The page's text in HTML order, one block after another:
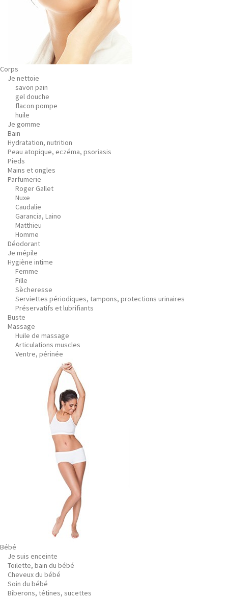
Corps
Je nettoie
savon pain
gel douche
flacon pompe
huile
Je gomme
Bain
Hydratation, nutrition
Peau atopique, eczéma, psoriasis
Pieds
Mains et ongles
Parfumerie
Roger Gallet
Nuxe
Caudalie
Garancia, Laino
Matthieu
Homme
Déodorant
Je mépile
Hygiène intime
Femme
Fille
Sècheresse
Serviettes périodiques, tampons, protections urinaires
Préservatifs et lubrifiants
Buste
Massage
Huile de massage
Articulations muscles
Ventre, périnée
Bébé
Je suis enceinte
Toilette, bain du bébé
Cheveux du bébé
Soin du bébé
Biberons, tétines, sucettes